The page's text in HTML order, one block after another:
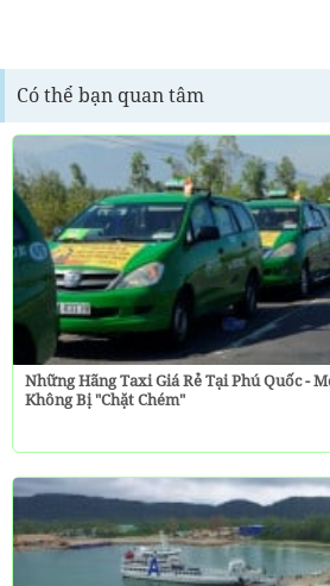
Có thể bạn quan tâm
Những Hãng Taxi Giá Rẻ Tại Phú Quốc -
Không Bị "chặt Chém"